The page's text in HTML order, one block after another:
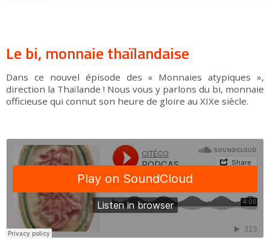
Le bi, monnaie thaïlandaise
Dans ce nouvel épisode des « Monnaies atypiques »,
direction la Thaïlande ! Nous vous y parlons du bi, monnaie
officieuse qui connut son heure de gloire au XIXe siècle.